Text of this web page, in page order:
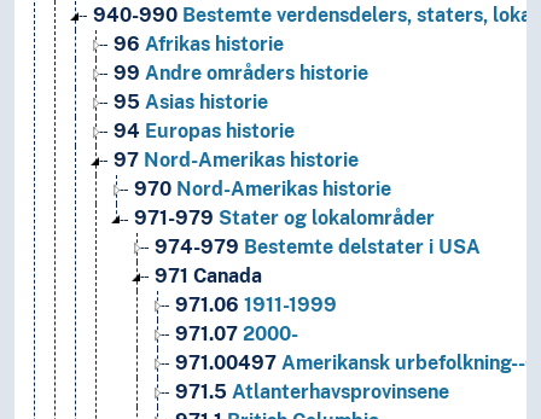
940-990 Bestemte verdensdelers, staters,
96 Afrikas historie
99 Andre områders historie
95 Asias historie
94 Europas historie
97 Nord-Amerikas historie
970 Nord-Amerikas historie
971-979 Stater og lokalområder
974-979 Bestemte delstater i USA
971 Canada
971.06 1911-1999
971.07 2000-
971.00497 Amerikansk urbefolkning--
971.5 Atlanterhavsprovinsene